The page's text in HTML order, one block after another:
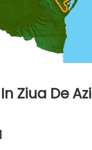
Ziua De Azi